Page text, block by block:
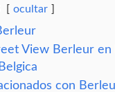
ocultar
View Berleur en
con